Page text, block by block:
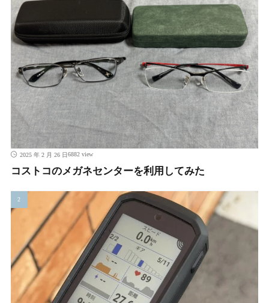
2025 年 2 月 26 日6882 view
コストコのメガネセンターを利用してみた